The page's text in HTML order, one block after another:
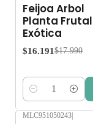
Feijoa Arbol
Planta Frutal
Exótica
$16.191 $17.990
Cantidad
MLC951050243